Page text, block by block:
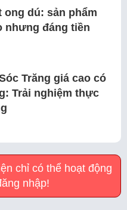
ong dú: sản phẩm
nhưng đáng tiền
Trăng giá cao có
Trải nghiệm thực
chỉ có thể hoạt động
nhập!